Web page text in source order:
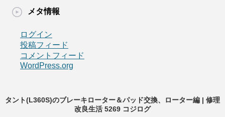
メタ情報
ログイン
投稿フィード
コメントフィード
WordPress.org
タント(L360S)のブレーキローター＆パッド交換、ローター編 | 修理
改良生活 5269 コジログ